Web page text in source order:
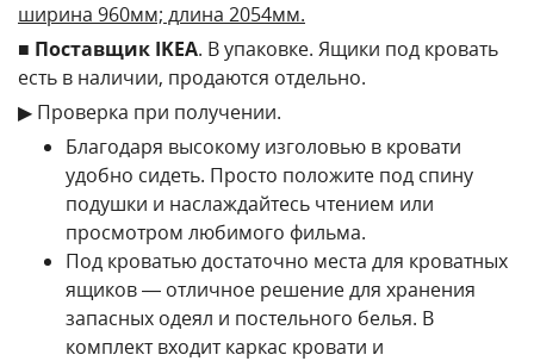
ширина 960мм; длина 2054мм.
■ Поставщик IKEA. В упаковке. Ящики под кровать
есть в наличии, продаются отдельно.
▶ Проверка при получении.
Благодаря высокому изголовью в кровати
удобно сидеть. Просто положите под спину
подушки и наслаждайтесь чтением или
просмотром любимого фильма.
Под кроватью достаточно места для кроватных
ящиков — отличное решение для хранения
запасных одеял и постельного белья. В
комплект входит каркас кровати и